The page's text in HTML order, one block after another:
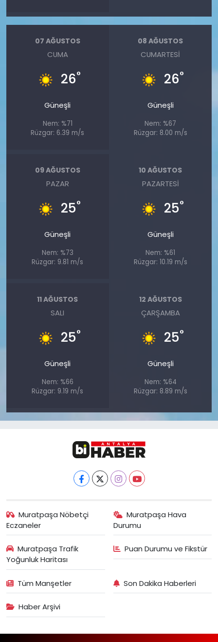
07 AĞUSTOS
CUMA
26°
Güneşli
Nem: %71
Rüzgar: 6.39 m/s
08 AĞUSTOS
CUMARTESI
26°
Güneşli
Nem: %67
Rüzgar: 8.00 m/s
09 AĞUSTOS
PAZAR
25°
Güneşli
Nem: %73
Rüzgar: 9.81 m/s
10 AĞUSTOS
PAZARTESI
25°
Güneşli
Nem: %61
Rüzgar: 10.19 m/s
11 AĞUSTOS
SALI
25°
Güneşli
Nem: %66
Rüzgar: 9.19 m/s
12 AĞUSTOS
ÇARŞAMBA
25°
Güneşli
Nem: %64
Rüzgar: 8.89 m/s
Muratpaşa Nöbetçi
Eczaneler
Muratpaşa Hava
Durumu
Muratpaşa Trafik
Yoğunluk Haritası
Puan Durumu ve Fikstür
Tüm Manşetler Son Dakika Haberleri
Haber Arşivi